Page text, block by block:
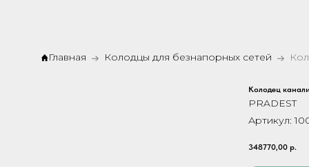
Главная Колодцы для безнапорных сетей
Колодец
PRADEST
Артикул:
348770,00 р.